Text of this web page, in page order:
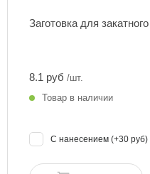
Заготовка для
8.1 руб /шт.
Товар в наличии
С нанесением (+30 руб)